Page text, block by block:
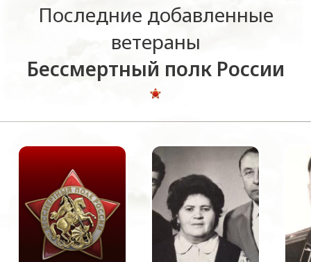
Последние добавленные
ветераны
Бессмертный полк России